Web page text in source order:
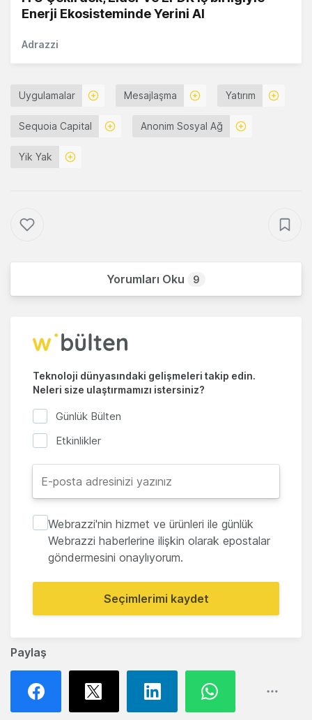
Paylaş
Enerji Ekosisteminde Yerini Al
Adrazzi
Uygulamalar Mesajlaşma Yatırım
Sequoia Capital Anonim Sosyal Ağ
Yik Yak
Yorumları Oku 9
Teknoloji dünyasındaki gelişmeleri takip edin.
Neleri size ulaştırmamızı istersiniz?
Günlük Bülten
Etkinlikler
Webrazzi'nin hizmet ve ürünleri ile günlük
Webrazzi haberlerine ilişkin olarak epostalar
göndermesini onaylıyorum.
Seçimlerimi kaydet